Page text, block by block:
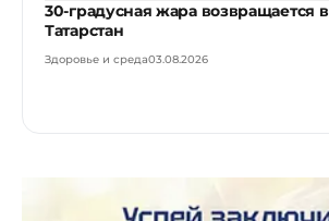
30-градусная жара возвращается в
Татарстан
Здоровье и среда03.08.2026